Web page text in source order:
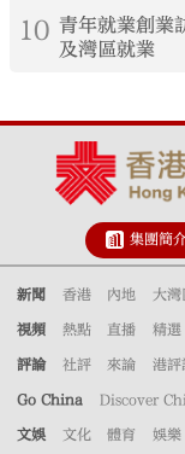
10 青年就業創業
及灣區就業
集團簡
新聞 香港 內地 大灣
視頻 熱點 直播 精選
評論 社評 來論 港評
Go China Discover
文娛 文化 體育 娛樂